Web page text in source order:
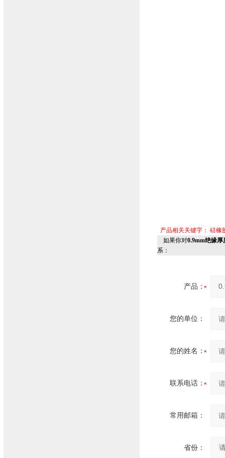
产品相关关键字： 硅橡
如果你对0.9mm绝缘厚
系：
产品：
您的单位：
您的姓名：
联系电话：
常用邮箱：
省份：